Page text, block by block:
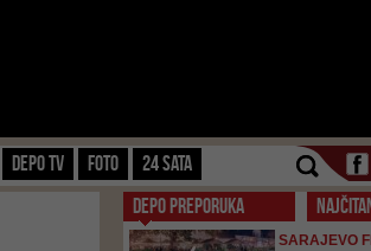
Depo TV FOTO 24 SATA
DEPO PREPORUKA
SARAJEVO